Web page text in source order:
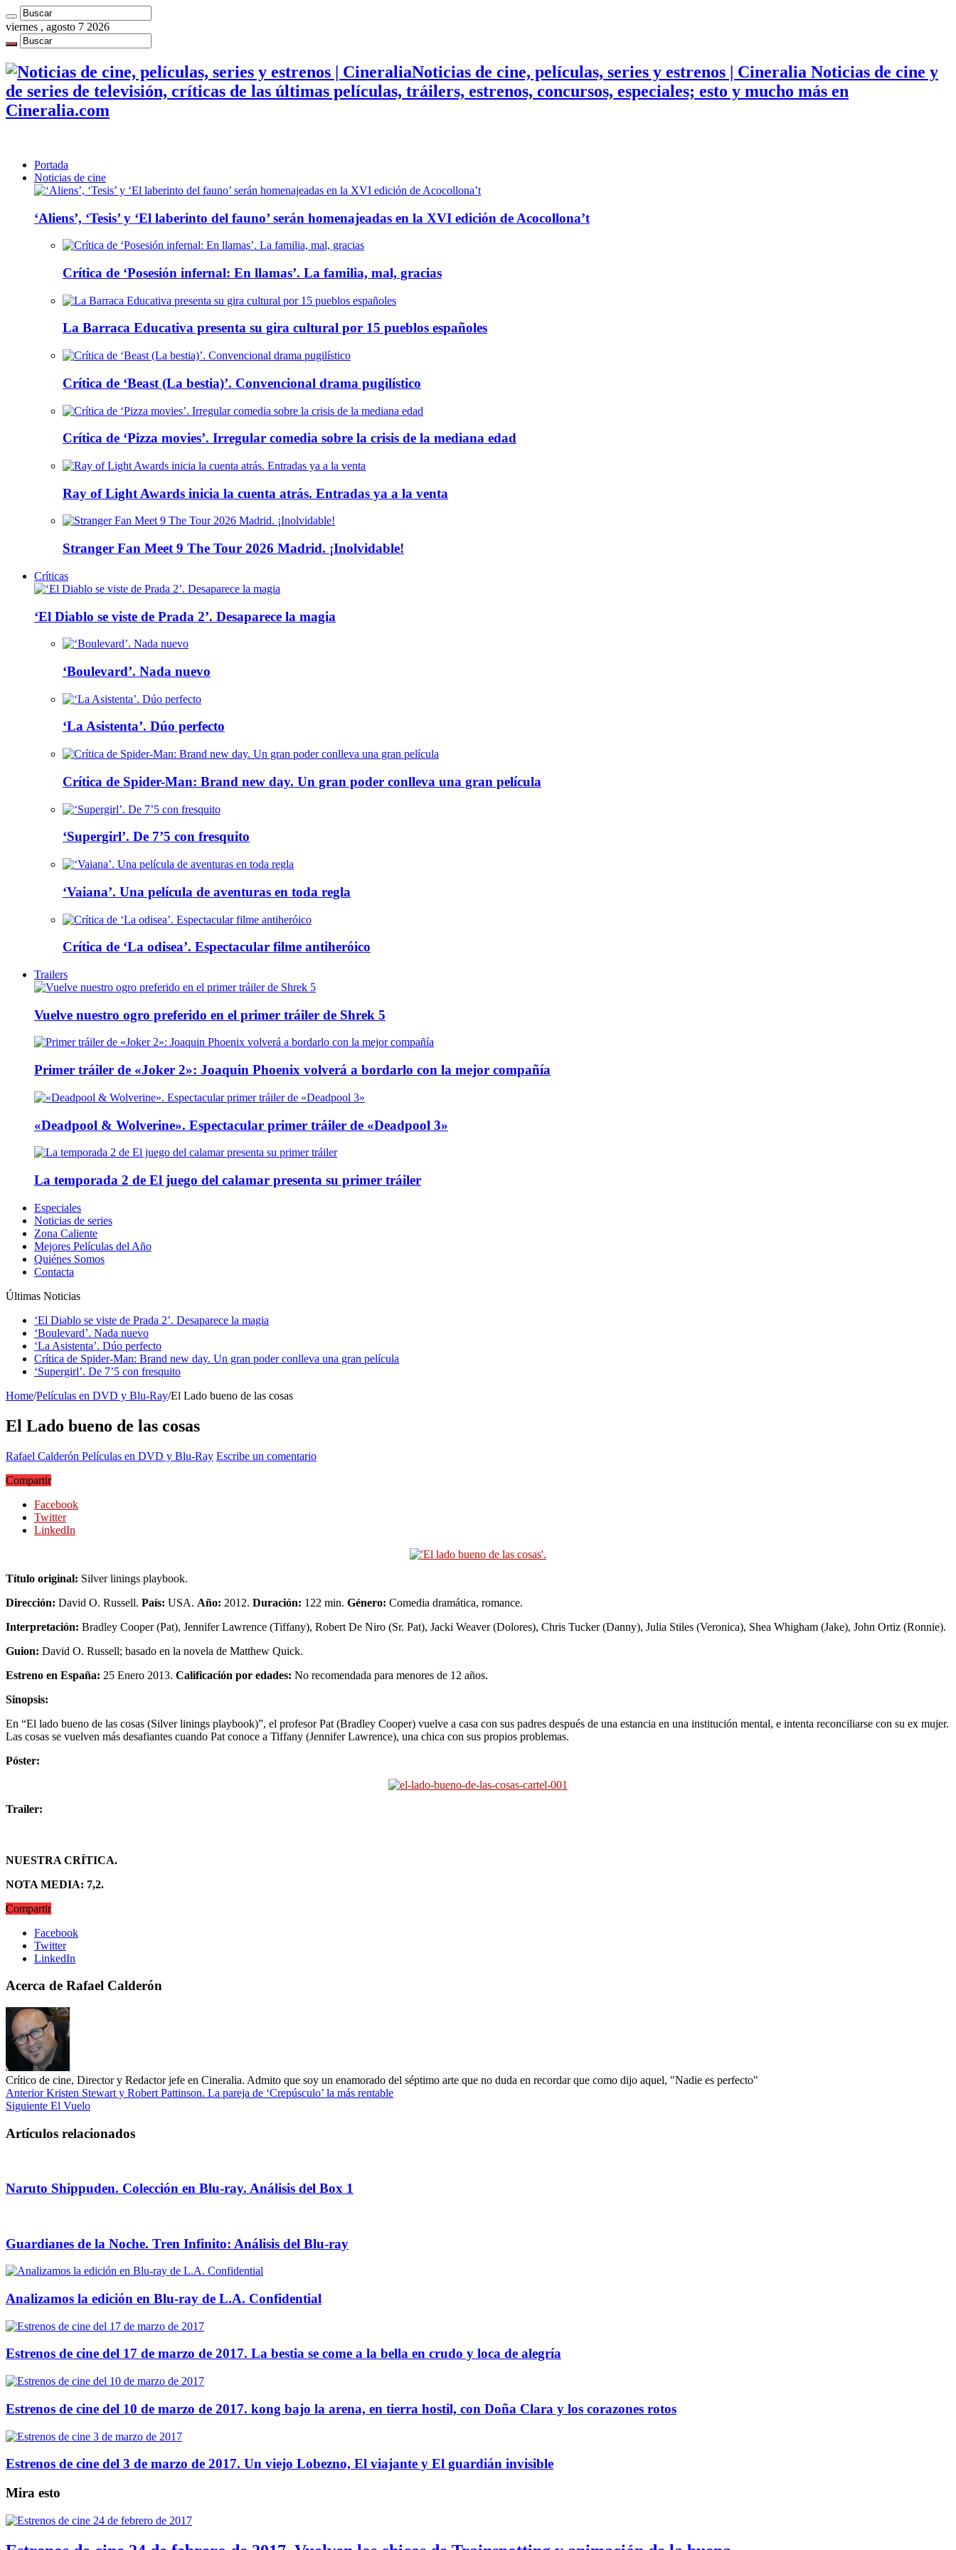
viernes , agosto 7 2026
Noticias de cine, películas, series y estrenos | Cineralia Noticias de cine y
de series de televisión, críticas de las últimas películas, tráilers, estrenos, concursos, especiales; esto y mucho más en
Cineralia.com
Portada
Noticias de cine
‘Aliens’, ‘Tesis’ y ‘El laberinto del fauno’ serán homenajeadas en la XVI edición de Acocollona’t
Crítica de ‘Posesión infernal: En llamas’. La familia, mal, gracias
La Barraca Educativa presenta su gira cultural por 15 pueblos españoles
Crítica de ‘Beast (La bestia)’. Convencional drama pugilístico
Crítica de ‘Pizza movies’. Irregular comedia sobre la crisis de la mediana edad
Ray of Light Awards inicia la cuenta atrás. Entradas ya a la venta
Stranger Fan Meet 9 The Tour 2026 Madrid. ¡Inolvidable!
Críticas
‘El Diablo se viste de Prada 2’. Desaparece la magia
‘Boulevard’. Nada nuevo
‘La Asistenta’. Dúo perfecto
Crítica de Spider-Man: Brand new day. Un gran poder conlleva una gran película
‘Supergirl’. De 7’5 con fresquito
‘Vaiana’. Una película de aventuras en toda regla
Crítica de ‘La odisea’. Espectacular filme antiheróico
Trailers
Vuelve nuestro ogro preferido en el primer tráiler de Shrek 5
Primer tráiler de «Joker 2»: Joaquin Phoenix volverá a bordarlo con la mejor compañía
«Deadpool & Wolverine». Espectacular primer tráiler de «Deadpool 3»
La temporada 2 de El juego del calamar presenta su primer tráiler
Especiales
Noticias de series
Zona Caliente
Mejores Películas del Año
Quiénes Somos
Contacta
Últimas Noticias
‘El Diablo se viste de Prada 2’. Desaparece la magia
‘Boulevard’. Nada nuevo
‘La Asistenta’. Dúo perfecto
Crítica de Spider-Man: Brand new day. Un gran poder conlleva una gran película
‘Supergirl’. De 7’5 con fresquito
Home/Películas en DVD y Blu-Ray/El Lado bueno de las cosas
El Lado bueno de las cosas
Rafael Calderón Películas en DVD y Blu-Ray Escribe un comentario
Compartir
Facebook
Twitter
LinkedIn
Título original: Silver linings playbook.
Dirección: David O. Russell. País: USA. Año: 2012. Duración: 122 min. Género: Comedia dramática, romance.
Interpretación: Bradley Cooper (Pat), Jennifer Lawrence (Tiffany), Robert De Niro (Sr. Pat), Jacki Weaver (Dolores), Chris Tucker (Danny), Julia Stiles (Veronica), Shea Whigham (Jake), John Ortiz (Ronnie).
Guion: David O. Russell; basado en la novela de Matthew Quick.
Estreno en España: 25 Enero 2013. Calificación por edades: No recomendada para menores de 12 años.
Sinopsis:
En “El lado bueno de las cosas (Silver linings playbook)”, el profesor Pat (Bradley Cooper) vuelve a casa con sus padres después de una estancia en una institución mental, e intenta reconciliarse con su ex mujer.
Las cosas se vuelven más desafiantes cuando Pat conoce a Tiffany (Jennifer Lawrence), una chica con sus propios problemas.
Póster:
Trailer:
NUESTRA CRÍTICA.
NOTA MEDIA: 7,2.
Compartir
Facebook
Twitter
LinkedIn
Acerca de Rafael Calderón
Crítico de cine, Director y Redactor jefe en Cineralia. Admito que soy un enamorado del séptimo arte que no duda en recordar que como dijo aquel, "Nadie es perfecto"
AnteriorKristen Stewart y Robert Pattinson. La pareja de ‘Crepúsculo’ la más rentable
Siguiente El Vuelo
Artículos relacionados
Naruto Shippuden. Colección en Blu-ray. Análisis del Box 1
Guardianes de la Noche. Tren Infinito: Análisis del Blu-ray
Analizamos la edición en Blu-ray de L.A. Confidential
Estrenos de cine del 17 de marzo de 2017. La bestia se come a la bella en crudo y loca de alegría
Estrenos de cine del 10 de marzo de 2017. kong bajo la arena, en tierra hostil, con Doña Clara y los corazones rotos
Estrenos de cine del 3 de marzo de 2017. Un viejo Lobezno, El viajante y El guardián invisible
Mira esto